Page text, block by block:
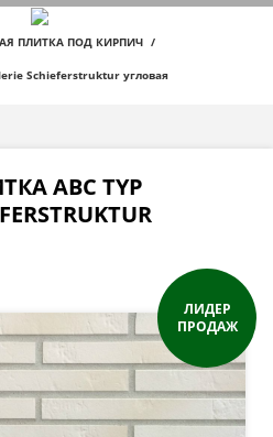
ПЛИТКА ПОД КИРПИЧ
Schieferstruktur угловая
ABC TYP
ЛИДЕР
ПРОДАЖ